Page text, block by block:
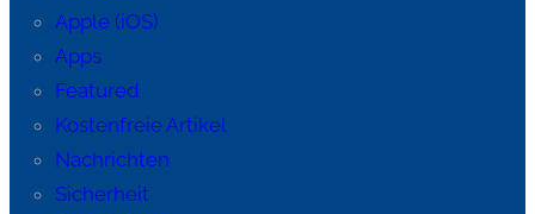
Apple (iOS)
Apps
Featured
Kostenfreie Artikel
Nachrichten
Sicherheit